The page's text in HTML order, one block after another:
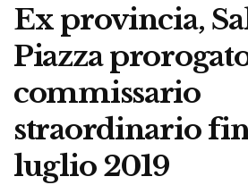
Ex provincia,
Piazza
commissario
straordinario
luglio 2019